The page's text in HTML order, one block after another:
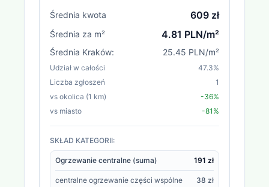
Średnia kwota 609 zł
Średnia za m² 4.81 PLN/m²
Średnia Kraków: 25.45 PLN/m²
Udział w całości 47.3%
Liczba zgłoszeń
1
vs okolica (1 km)
-36%
vs miasto
-81%
SKŁAD KATEGORII:
Ogrzewanie centralne (suma) 191 zł
centralne ogrzewanie części wspólne
38 zł